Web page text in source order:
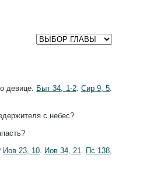
девице. Быт 34, 1-2. Сир 9, 5.
с небес?
Иов 23, 10. Иов 34, 21. Пс 138,